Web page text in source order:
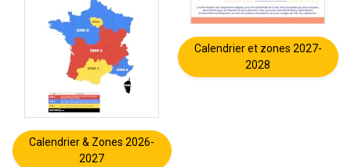
Calendrier & Zones 2026-
2027
Calendrier et zones 2027-
2028